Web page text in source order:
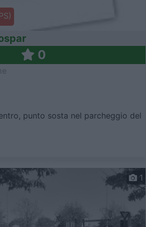
0
punto sosta nel parcheggio del
1